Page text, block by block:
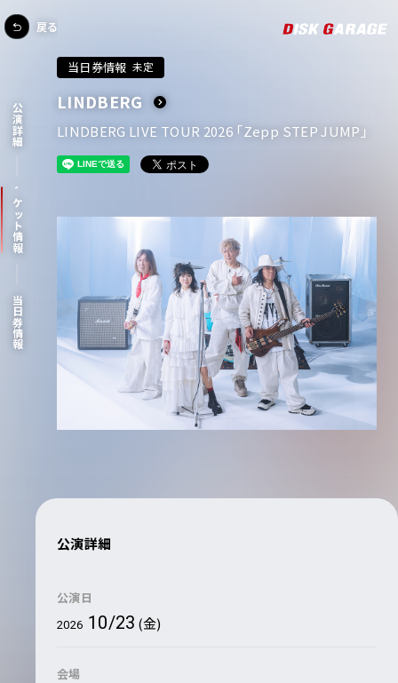
公演詳細
チケット情報
当日券情報
当日券情報 未定
LINDBERG
LINDBERG LIVE TOUR 2026 「Zepp STEP JUMP」
公演詳細
公演日
2026 10/23 (金)
会場
戻る